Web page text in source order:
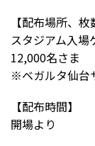
【配布場所、枚
スタジアム入
12,000名さま
※ベガルタ仙台
【配布時間】
開場より